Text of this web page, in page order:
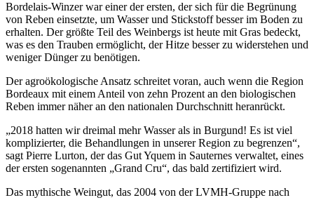
Bordelais-Winzer war einer der ersten, der sich für die Begrünung
von Reben einsetzte, um Wasser und Stickstoff besser im Boden zu
erhalten. Der größte Teil des Weinbergs ist heute mit Gras bedeckt,
was es den Trauben ermöglicht, der Hitze besser zu widerstehen und
weniger Dünger zu benötigen.
Der agroökologische Ansatz schreitet voran, auch wenn die Region
Bordeaux mit einem Anteil von zehn Prozent an den biologischen
Reben immer näher an den nationalen Durchschnitt heranrückt.
„2018 hatten wir dreimal mehr Wasser als in Burgund! Es ist viel
komplizierter, die Behandlungen in unserer Region zu begrenzen“,
sagt Pierre Lurton, der das Gut Yquem in Sauternes verwaltet, eines
der ersten sogenannten „Grand Cru“, das bald zertifiziert wird.
Das mythische Weingut, das 2004 von der LVMH-Gruppe nach